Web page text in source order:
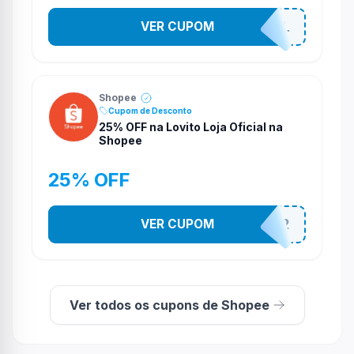
PR0M0710N4L
VER CUPOM
Shopee
Cupom de Desconto
25% OFF na Lovito Loja Oficial na
Shopee
25% OFF
141525852
VER CUPOM
Ver todos os cupons de Shopee